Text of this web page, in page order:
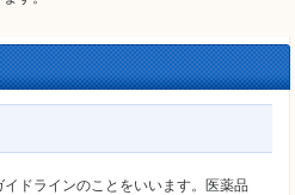
ドラインのことをいいます。医薬品